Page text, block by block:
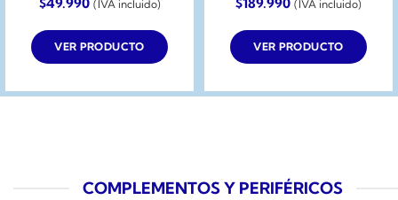
(IVA incluido)
VER PRODUCTO
(IVA incluido)
VER PRODUCTO
COMPLEMENTOS Y PERIFÉRICOS